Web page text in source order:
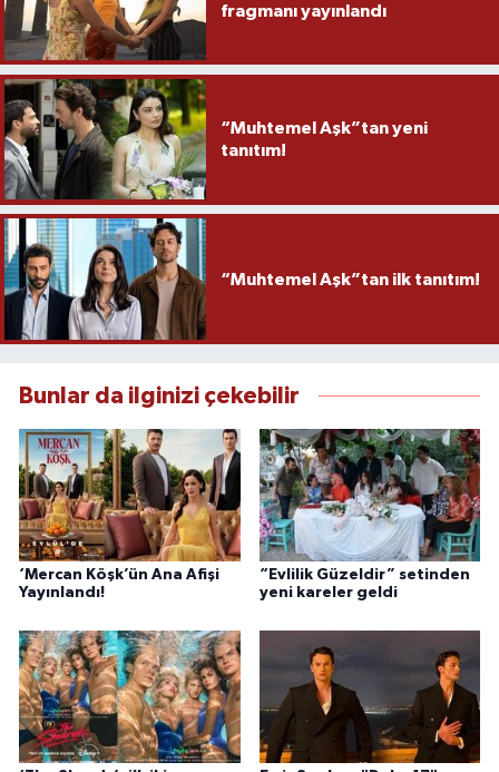
fragmanı yayınlandı
“Muhtemel Aşk”tan yeni
tanıtım!
“Muhtemel Aşk”tan ilk tanıtım!
Bunlar da ilginizi çekebilir
‘Mercan Köşk’ün Ana Afişi
Yayınlandı!
“Evlilik Güzeldir” setinden
yeni kareler geldi